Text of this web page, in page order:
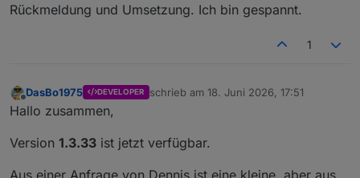
Rückmeldung und Umsetzung. Ich bin gespannt.
1
Offline
DasBo1975 DEVELOPER schrieb am 18. Juni 2026, 17:51
zuletzt editiert von
Hallo zusammen,
Version 1.3.33 ist jetzt verfügbar.
Aus einer Anfrage von Dennis ist eine kleine, aber aus